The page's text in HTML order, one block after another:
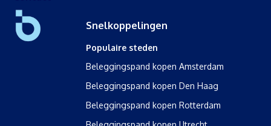
Snelkoppelingen
Populaire steden
Beleggingspand kopen Amsterdam
Beleggingspand kopen Den Haag
Beleggingspand kopen Rotterdam